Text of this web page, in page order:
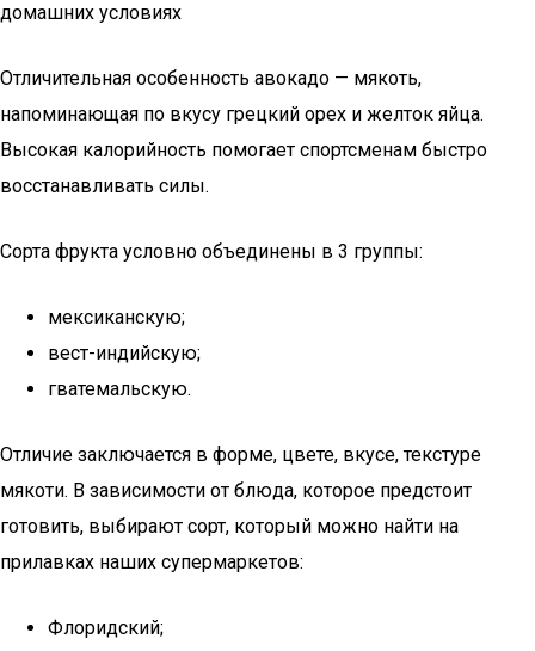
домашних условиях
Отличительная особенность авокадо — мякоть,
напоминающая по вкусу грецкий орех и желток яйца.
Высокая калорийность помогает спортсменам быстро
восстанавливать силы.
Сорта фрукта условно объединены в 3 группы:
мексиканскую;
вест-индийскую;
гватемальскую.
Отличие заключается в форме, цвете, вкусе, текстуре
мякоти. В зависимости от блюда, которое предстоит
готовить, выбирают сорт, который можно найти на
прилавках наших супермаркетов:
Флоридский;